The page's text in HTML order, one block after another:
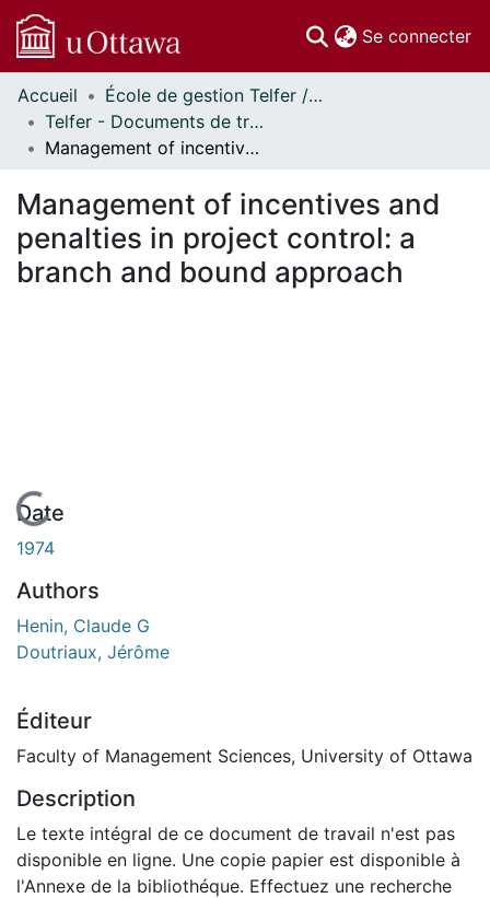
Se connecter
Communautés
et collections
Parcourir
À propos
Accueil
École de gestion Telfer // Telfer School of Management
Telfer - Documents de travail // Telfer - Working Papers
Management of incentives and penalties in project control: a branch and bound approach
Management of incentives and
penalties in project control: a
branch and bound approach
En cours de chargement...
Date
1974
Authors
Henin, Claude G
Doutriaux, Jérôme
Éditeur
Faculty of Management Sciences, University of Ottawa
Description
Le texte intégral de ce document de travail n'est pas
disponible en ligne. Une copie papier est disponible à
l'Annexe de la bibliothéque. Effectuez une recherche